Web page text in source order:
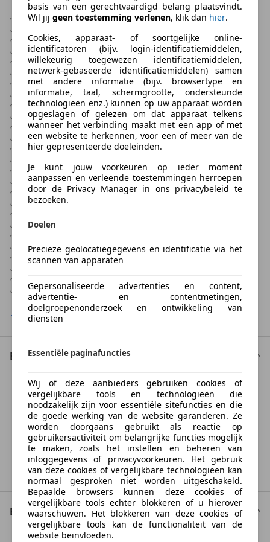
4x4 (35.156
ABS (210.230
Adaptieve Cruise Control (88.380)
Airconditioning 211.561)
Automatische klimaatregeling (155.849
Cruise control (193.507
Elektrische ramen
LED verlichting (164.948)
Multifunctioneel stuurwiel
Navigatiesysteem
Trekhaak 52.279)
Xenon verlichting 16.444)
Toon meer filters
Exterieur
Something went wrong
We're sorry, but something unexpected happened.
Please try again or refresh the page.
Try Again
Bekleding
basis van een gerechtvaardigd belang plaatsvindt.
Wil jij geen toestemming verlenen, klik dan hier.
Cookies, apparaat- of soortgelijke online-
identificatoren (bijv. login-identificatiemiddelen,
willekeurig toegewezen identificatiemiddelen,
netwerk-gebaseerde identificatiemiddelen) samen
met andere informatie (bijv. browsertype en
informatie, taal, schermgrootte, ondersteunde
technologieën enz.) kunnen op uw apparaat worden
opgeslagen of gelezen om dat apparaat telkens
wanneer het verbinding maakt met een app of met
een website te herkennen, voor een of meer van de
hier gepresenteerde doeleinden.
Je kunt jouw voorkeuren op ieder moment
aanpassen en verleende toestemmingen herroepen
door de Privacy Manager in ons privacybeleid te
bezoeken.
Doelen
Precieze geolocatiegegevens en identificatie via het
scannen van apparaten
Gepersonaliseerde advertenties en content,
advertentie- en contentmetingen,
doelgroepenonderzoek en ontwikkeling van
diensten
Essentiële paginafuncties
Wij of deze aanbieders gebruiken cookies of
vergelijkbare tools en technologieën die
noodzakelijk zijn voor essentiële sitefuncties en die
de goede werking van de website garanderen. Ze
worden doorgaans gebruikt als reactie op
gebruikersactiviteit om belangrijke functies mogelijk
te maken, zoals het instellen en beheren van
inloggegevens of privacyvoorkeuren. Het gebruik
van deze cookies of vergelijkbare technologieën kan
normaal gesproken niet worden uitgeschakeld.
Bepaalde browsers kunnen deze cookies of
vergelijkbare tools echter blokkeren of u hierover
waarschuwen. Het blokkeren van deze cookies of
vergelijkbare tools kan de functionaliteit van de
website beïnvloeden.